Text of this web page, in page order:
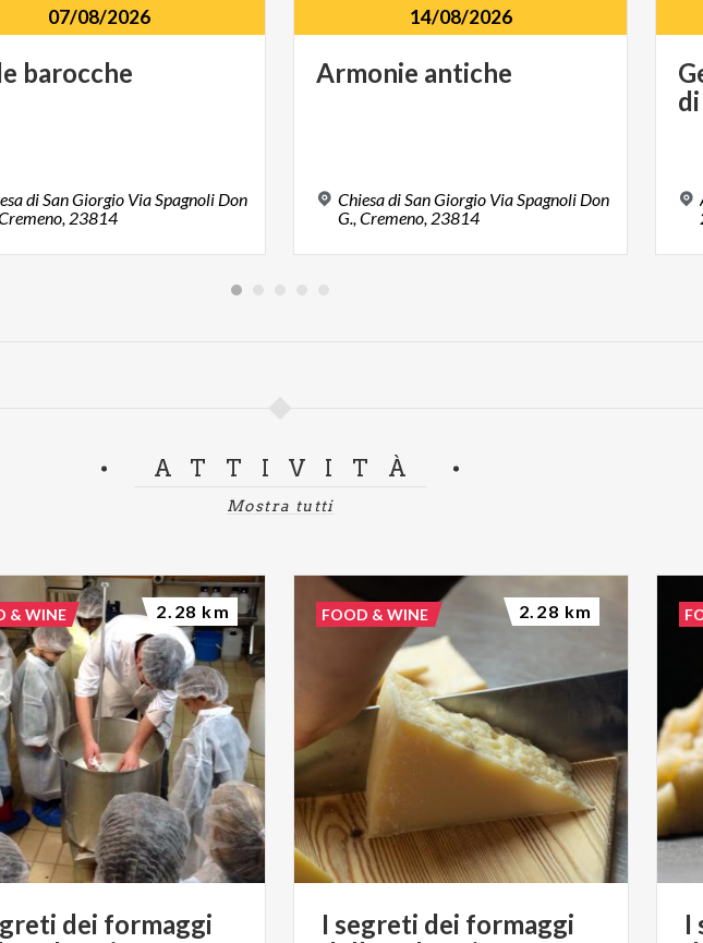
07/08/2026
barocche
di San Giorgio Via Spagnoli Don
23814
14/08/2026
Armonie antiche
Chiesa di San Giorgio Via Spagnoli Don
G., Cremeno, 23814
di
ATTIVITÀ
Mostra tutti
dei formaggi
& WINE 2.28 km
I segreti dei formaggi
FOOD & WINE 2.28 km
I